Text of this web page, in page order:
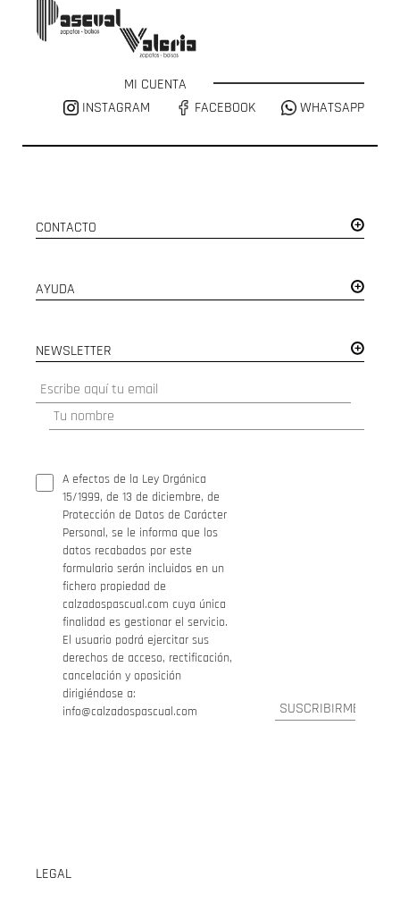
MI CUENTA
INSTAGRAM
FACEBOOK WHATSAPP
CONTACTO
AYUDA
NEWSLETTER
A efectos de la Ley Orgánica
15/1999, de 13 de diciembre, de
Protección de Datos de Carácter
Personal, se le informa que los
datos recabados por este
formulario serán incluidos en un
fichero propiedad de
calzadospascual.com cuya única
finalidad es gestionar el servicio.
El usuario podrá ejercitar sus
derechos de acceso, rectificación,
cancelación y oposición
dirigiéndose a:
info@calzadospascual.com
LEGAL